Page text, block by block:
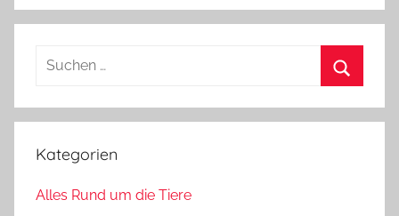
Suchen
Kategorien
Alles Rund um die Tiere